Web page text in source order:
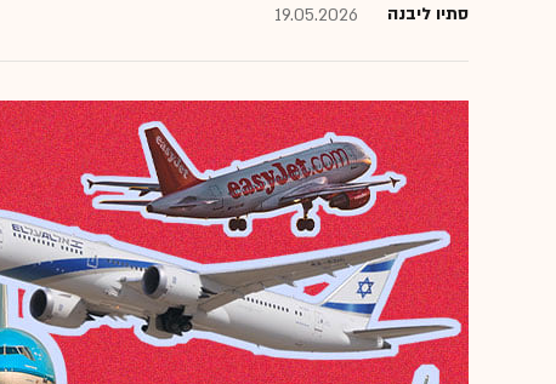
סתיו ליבנה 19.05.2026